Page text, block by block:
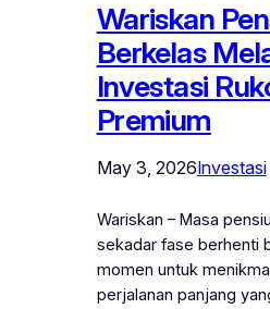
Wariskan
Berkelas
Investasi
Premium
May 3, 2026Investasi
Wariskan – Masa
sekadar fase berhenti
momen untuk
perjalanan panjang